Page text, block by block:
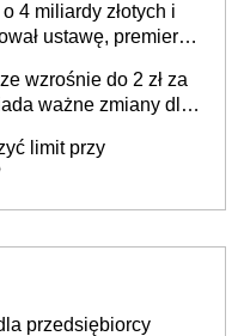
4 miliardy złotych i
ustawę, premier
wzrośnie do 2 zł za
ważne zmiany dla
limit przy
przedsiębiorcy